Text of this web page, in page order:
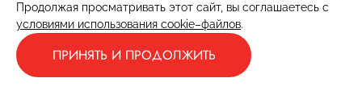
Продолжая просматривать этот сайт, вы соглашаетесь с
условиями использования cookie–файлов.
ПРИНЯТЬ И ПРОДОЛЖИТЬ